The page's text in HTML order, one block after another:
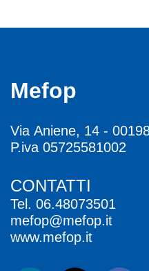
Mefop
Via Aniene, 14 -
P.iva 05725581002
CONTATTI
Tel. 06.48073501
mefop@mefop.it
www.mefop.it